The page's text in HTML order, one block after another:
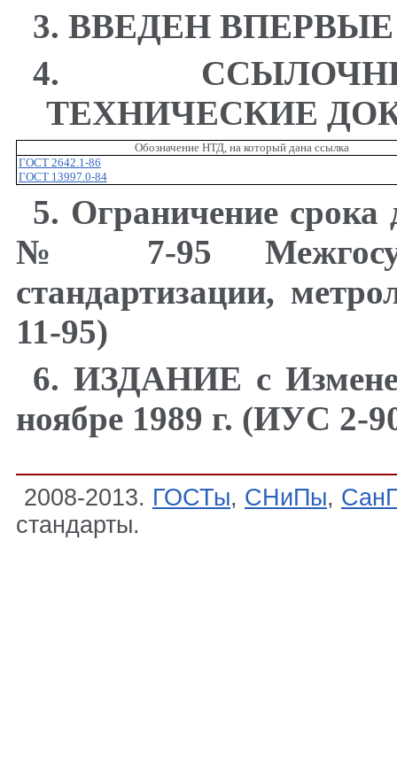
3. ВВЕДЕН ВПЕРВЫЕ
4.
ТЕХНИЧЕСКИЕ
Обозначение НТД, на который дана ссылка
ГОСТ 2642.1-86
ГОСТ 13997.0-84
5. Ограничение срока
№ 7-95
стандартизации,
11-95)
6. ИЗДАНИЕ с
ноябре 1989 г. (ИУС 2-
2008-2013. ГОСТы, СНиПы,
стандарты.